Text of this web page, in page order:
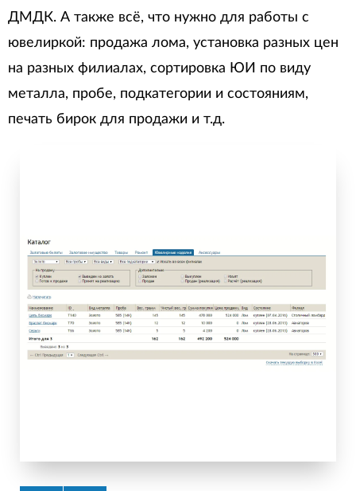
ДМДК. А также всё, что нужно для работы с
ювелиркой: продажа лома, установка разных цен
на разных филиалах, сортировка ЮИ по виду
металла, пробе, подкатегории и состояниям,
печать бирок для продажи и т.д.